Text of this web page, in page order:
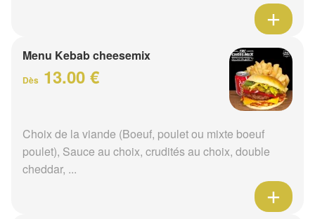
Menu Kebab cheesemix
Dès 13.00 €
Choix de la viande (Boeuf, poulet ou mixte boeuf
poulet), Sauce au choix, crudités au choix, double
cheddar, ...